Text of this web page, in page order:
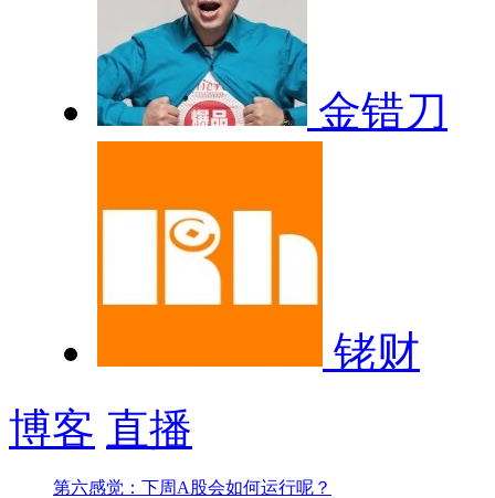
金错刀
铑财
博客 直播
第六感觉：下周A股会如何运行呢？